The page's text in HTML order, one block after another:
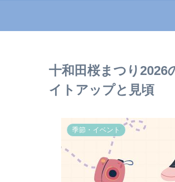
十和田桜まつり2026
イトアップと見頃
季節・イベント